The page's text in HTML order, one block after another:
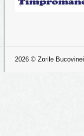
2026 © Zorile Bucovinei